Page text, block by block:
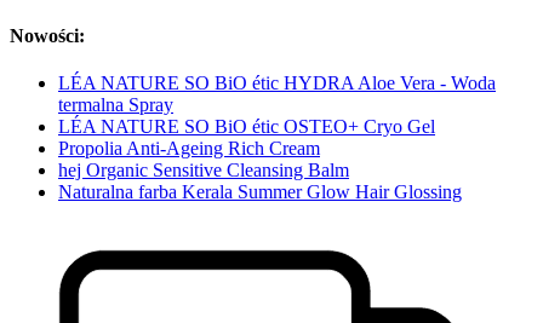
Nowości:
LÉA NATURE SO BiO étic HYDRA Aloe Vera - Woda
termalna Spray
LÉA NATURE SO BiO étic OSTEO+ Cryo Gel
Propolia Anti-Ageing Rich Cream
hej Organic Sensitive Cleansing Balm
Naturalna farba Kerala Summer Glow Hair Glossing